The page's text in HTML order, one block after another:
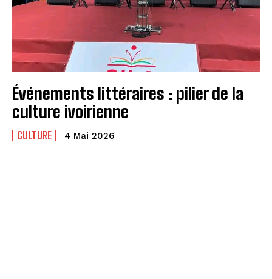
Événements littéraires : pilier de la
culture ivoirienne
CULTURE 4 Mai 2026